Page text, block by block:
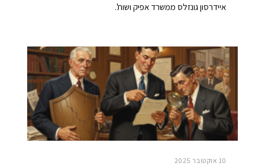
איידרסון גונזלס ממשרד אפיק ושות'.
10 אוקטובר 2025